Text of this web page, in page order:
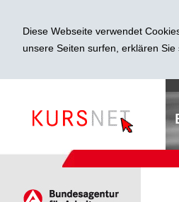
Diese Webseite verwendet
unsere Seiten surfen, erklären Sie